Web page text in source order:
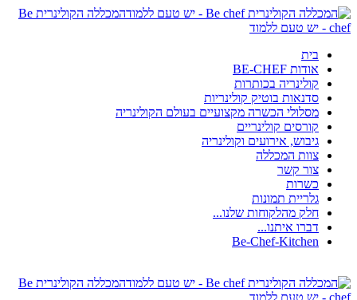
המכללה הקולינרית Be
chef - יש טעם ללמוד
בית
אודות BE-CHEF
קולינריה בכותרות
סדנאות בוטיק קולינריות
מסלולי הכשרה מקצועיים בעולם הקולינריה
קורסים קולינריים
גיבוש, אירועים וקולינריה
צוות המכללה
צור קשר
כשרות
גלריית תמונות
חלק מהלקוחות שלנו...
דברו איתנו...
Be-Chef-Kitchen
המכללה הקולינרית Be
chef - יש טעם ללמוד